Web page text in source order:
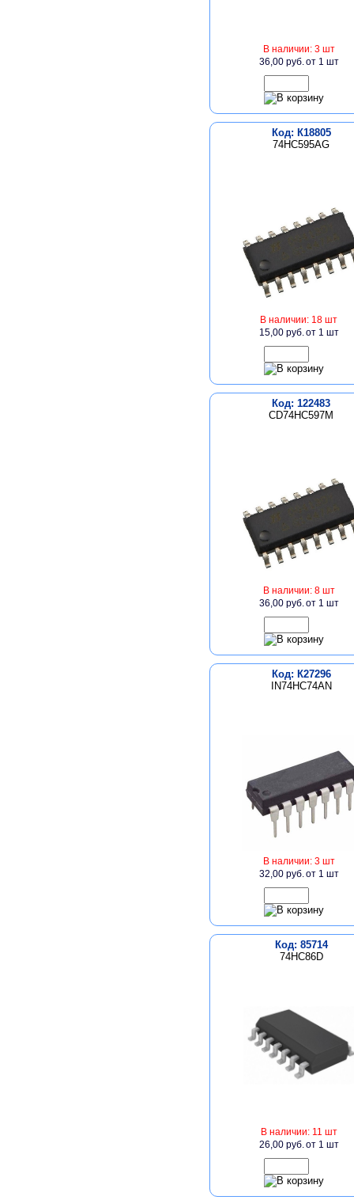
В наличии: 3 шт
36,00 руб.от 1 шт
Код: К18805
74HC595AG
В наличии: 18 шт
15,00 руб.от 1 шт
Код: 122483
CD74HC597M
В наличии: 8 шт
36,00 руб.от 1 шт
Код: К27296
IN74HC74AN
В наличии: 3 шт
32,00 руб.от 1 шт
Код: 85714
74HC86D
В наличии: 11 шт
26,00 руб.от 1 шт